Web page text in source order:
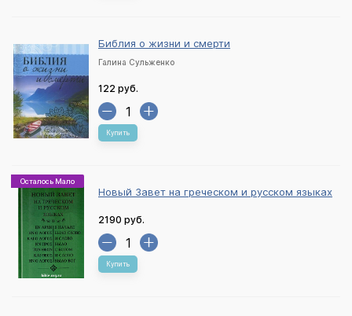
Библия о жизни и смерти
Галина Сульженко
122 руб.
Купить
Осталось Мало
Новый Завет на греческом и русском языках
2190 руб.
Купить